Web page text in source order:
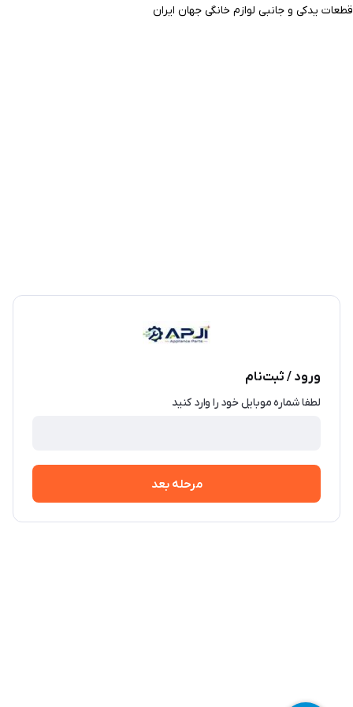
قطعات یدکی و جانبی لوازم خانگی جهان ایران
ورود / ثبت‌نام
لطفا شماره موبایل خود را وارد کنید
مرحله بعد